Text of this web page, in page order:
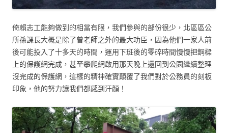
倚賴志工能夠做到的相當有限，我們參與的部份很少，北區區公
所孫課長大概是除了曾老師之外的最大功臣，因為他們一家人前
後可能投入了十多天的時間，運用下班後的零碎時間慢慢把鋼樑
上的保護網完成，甚至攀爬網啟用那天晚上還回到公園繼續整理
沒完成的保護網，這樣的精神確實顛覆了我們對於公務員的刻板
印象，他的努力讓我們都感到汗顏！